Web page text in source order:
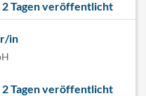
2 Tagen veröffentlicht
in
2 Tagen veröffentlicht